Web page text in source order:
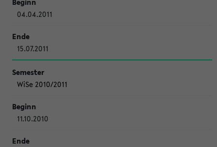
04.04.2011
15.07.2011
WiSe 2010/2011
11.10.2010